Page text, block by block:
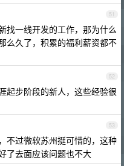
51
找一线开发的工作，那为什么
么久了，积累的福利薪资都不
52
起步阶段的新人，这些经验很
53
不过微软苏州挺可惜的，这种
了去面应该问题也不大